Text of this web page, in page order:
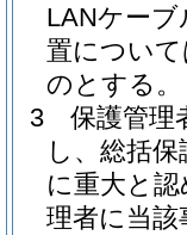
LANケー
置につい
のとする。
3
保護管理
し、総括
に重大と
理者に当